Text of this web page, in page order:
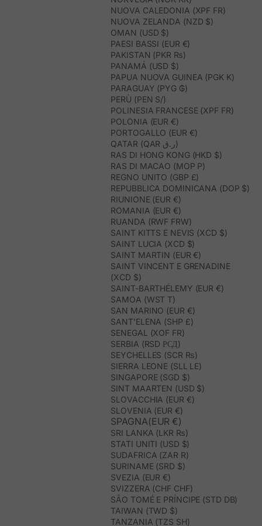
NUOVA CALEDONIA (XPF FR)
NUOVA ZELANDA (NZD $)
OMAN (USD $)
PAESI BASSI (EUR €)
PAKISTAN (PKR ₨)
PANAMÁ (USD $)
PAPUA NUOVA GUINEA (PGK K)
PARAGUAY (PYG ₲)
PERÙ (PEN S/)
POLINESIA FRANCESE (XPF FR)
POLONIA (EUR €)
PORTOGALLO (EUR €)
QATAR (QAR ر.ق)
RAS DI HONG KONG (HKD $)
RAS DI MACAO (MOP P)
REGNO UNITO (GBP £)
REPUBBLICA DOMINICANA (DOP $)
RIUNIONE (EUR €)
ROMANIA (EUR €)
RUANDA (RWF FRW)
SAINT KITTS E NEVIS (XCD $)
SAINT LUCIA (XCD $)
SAINT MARTIN (EUR €)
SAINT VINCENT E GRENADINE
(XCD $)
SAINT-BARTHÉLEMY (EUR €)
SAMOA (WST T)
SAN MARINO (EUR €)
SANT’ELENA (SHP £)
SENEGAL (XOF FR)
SERBIA (RSD РСД)
SEYCHELLES (SCR ₨)
SIERRA LEONE (SLL LE)
SINGAPORE (SGD $)
SINT MAARTEN (USD $)
SLOVACCHIA (EUR €)
SLOVENIA (EUR €)
SPAGNA(EUR €)
SRI LANKA (LKR ₨)
STATI UNITI (USD $)
SUDAFRICA (ZAR R)
SURINAME (SRD $)
SVEZIA (EUR €)
SVIZZERA (CHF CHF)
SÃO TOMÉ E PRÍNCIPE (STD DB)
TAIWAN (TWD $)
TANZANIA (TZS SH)